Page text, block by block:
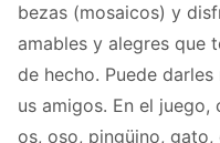
bezas (mosaicos) y
amables y alegres que
de hecho. Puede
us amigos. En el
os, oso, pingüino,